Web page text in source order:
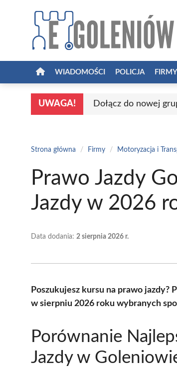
WIADOMOŚCI POLICJA FIRMY
UWAGA! Dołącz do nowej
Strona główna / Firmy / Motoryzacja i
Prawo Jazdy
Jazdy w 2026
Data dodania: 2 sierpnia 2026 r.
Poszukujesz kursu na prawo jazdy?
w sierpniu 2026 roku wybranych
Porównanie
Jazdy w